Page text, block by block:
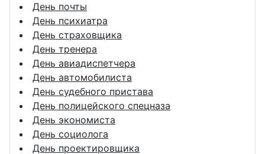
День почты
День психиатра
День страховщика
День тренера
День авиадиспетчера
День автомобилиста
День судебного пристава
День полицейского спецназа
День экономиста
День социолога
День проектировщика